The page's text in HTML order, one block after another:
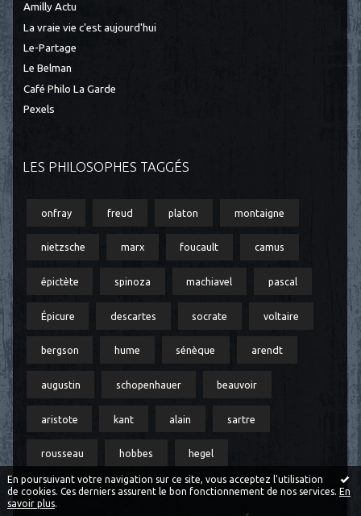
En poursuivant votre navigation sur ce site, vous acceptez l'utilisation
de cookies. Ces derniers assurent le bon fonctionnement de nos services. En
savoir plus.
Amilly Actu
La vraie vie c'est aujourd'hui
Le-Partage
Le Belman
Café Philo La Garde
Pexels
LES PHILOSOPHES TAGGÉS
onfray freud platon montaigne
nietzsche marx foucault camus
épictète spinoza machiavel pascal
Épicure descartes socrate voltaire
bergson hume sénèque arendt
augustin schopenhauer beauvoir
aristote kant alain sartre
rousseau hobbes hegel